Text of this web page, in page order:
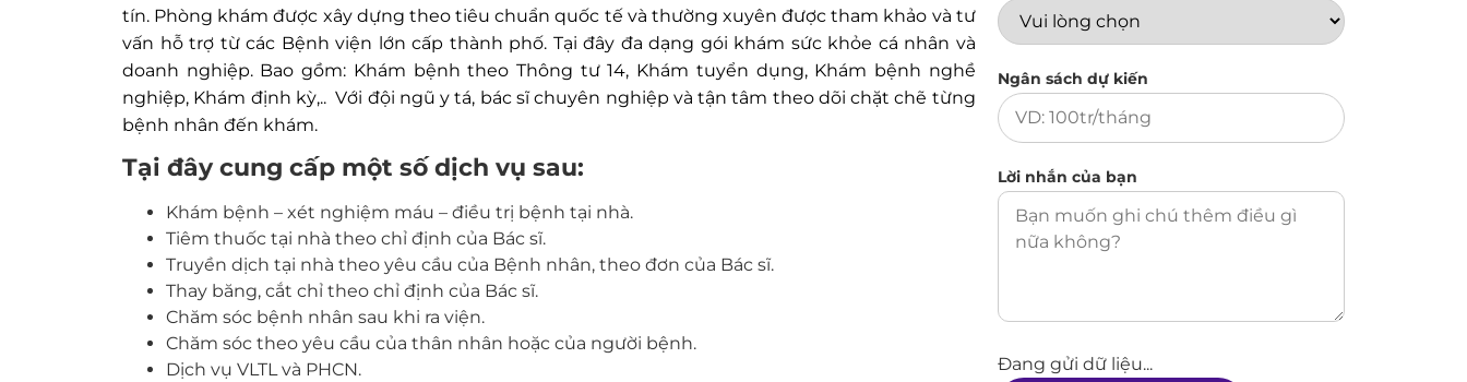
tín. Phòng khám được xây dựng theo tiêu chuẩn quốc tế và thường xuyên được tham khảo và tư
vấn hỗ trợ từ các Bệnh viện lớn cấp thành phố. Tại đây đa dạng gói khám sức khỏe cá nhân và
doanh nghiệp. Bao gồm: Khám bệnh theo Thông tư 14, Khám tuyển dụng, Khám bệnh nghề
nghiệp, Khám định kỳ,.. Với đội ngũ y tá, bác sĩ chuyên nghiệp và tận tâm theo dõi chặt chẽ từng
bệnh nhân đến khám.
Tại đây cung cấp một số dịch vụ sau:
Khám bệnh – xét nghiệm máu – điều trị bệnh tại nhà.
Tiêm thuốc tại nhà theo chỉ định của Bác sĩ.
Truyền dịch tại nhà theo yêu cầu của Bệnh nhân, theo đơn của Bác sĩ.
Thay băng, cắt chỉ theo chỉ định của Bác sĩ.
Chăm sóc bệnh nhân sau khi ra viện.
Chăm sóc theo yêu cầu của thân nhân hoặc của người bệnh.
Dịch vụ VLTL và PHCN.
Ngân sách dự kiến
Lời nhắn của bạn
Đang gửi dữ liệu...